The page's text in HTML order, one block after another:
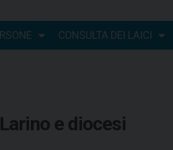
CONSULTA DEI LAICI
e diocesi